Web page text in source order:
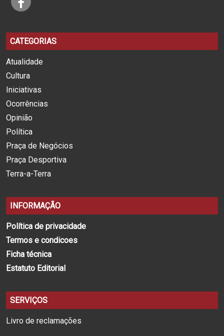
CATEGORIAS
Atualidade
Cultura
Iniciativas
Ocorrências
Opinião
Política
Praça de Negócios
Praça Desportiva
Terra-a-Terra
INFORMAÇÃO
Política de privacidade
Termos e condicoes
Ficha técnica
Estatuto Editorial
SERVIÇOS
Livro de reclamações